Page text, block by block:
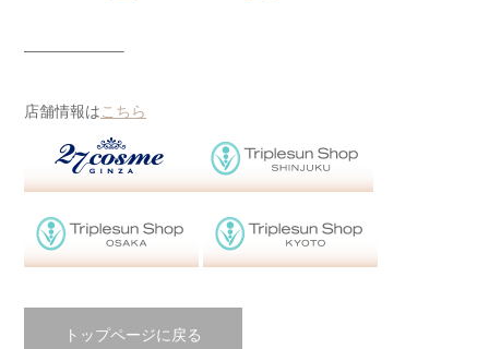
——————–
店舗情報は こちら
トップページに戻る